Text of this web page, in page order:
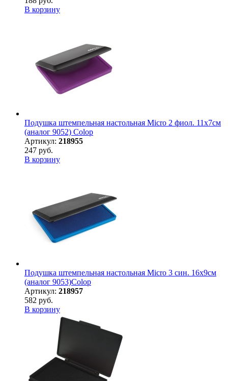
В корзину
Подушка штемпельная настольная Micro 2 фиол. 11х7см
(аналог 9052) Colop
Артикул: 218955
247 руб.
В корзину
Подушка штемпельная настольная Micro 3 син. 16х9см
(аналог 9053)Colop
Артикул: 218957
582 руб.
В корзину